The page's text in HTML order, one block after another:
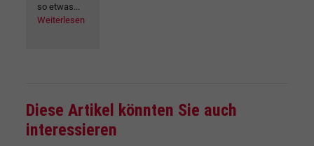
so etwas...
Weiterlesen
Diese Artikel könnten Sie auch
interessieren